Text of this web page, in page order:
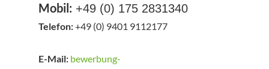
Mobil: +49 (0) 175 2831340
Telefon:+49 (0) 9401 9112177
E-Mail: bewerbung-